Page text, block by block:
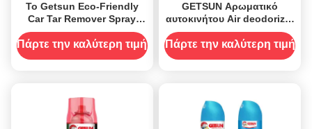
Το Getsun Eco-Friendly
Car Tar Remover Spray
Pitch Spot Cleaner είναι
ένα από τα πιο φιλικά
Πάρτε την καλύτερη τιμή
GETSUN Αρωματικό
αυτοκινήτου Air deodorizer
Αφαίρεση οσμών
Πάρτε την καλύτερη τιμή